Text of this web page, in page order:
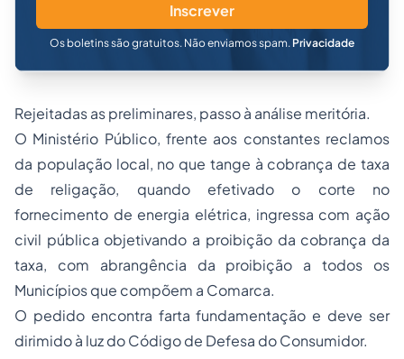
Inscrever
Os boletins são gratuitos. Não enviamos spam. Privacidade
Rejeitadas as preliminares, passo à análise meritória.
O Ministério Público, frente aos constantes reclamos
da população local, no que tange à cobrança de taxa
de religação, quando efetivado o corte no
fornecimento de energia elétrica, ingressa com ação
civil pública objetivando a proibição da cobrança da
taxa, com abrangência da proibição a todos os
Municípios que compõem a Comarca.
O pedido encontra farta fundamentação e deve ser
dirimido à luz do Código de Defesa do Consumidor.